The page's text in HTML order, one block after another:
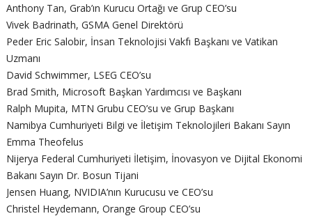
Anthony Tan, Grab’ın Kurucu Ortağı ve Grup CEO’su
Vivek Badrinath, GSMA Genel Direktörü
Peder Eric Salobir, İnsan Teknolojisi Vakfı Başkanı ve Vatikan
Uzmanı
David Schwimmer, LSEG CEO’su
Brad Smith, Microsoft Başkan Yardımcısı ve Başkanı
Ralph Mupita, MTN Grubu CEO’su ve Grup Başkanı
Namibya Cumhuriyeti Bilgi ve İletişim Teknolojileri Bakanı Sayın
Emma Theofelus
Nijerya Federal Cumhuriyeti İletişim, İnovasyon ve Dijital Ekonomi
Bakanı Sayın Dr. Bosun Tijani
Jensen Huang, NVIDIA’nın Kurucusu ve CEO’su
Christel Heydemann, Orange Group CEO’su